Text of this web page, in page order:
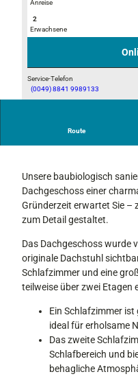
U
e
e
W
o
h
k
ü
c
h
Anreise
Erwachsene
Service-Telefon
(0049) 8841 9989133
Route
Unsere baubiologisch
Dachgeschoss einer
Gründerzeit erwartet Sie –
zum Detail gestaltet.
Das Dachgeschoss wurde
originale Dachstuhl
Schlafzimmer und eine
teilweise über zwei Etagen
Ein Schlafzimmer
ideal für erholsame
Das zweite
Schlafbereich und
behagliche